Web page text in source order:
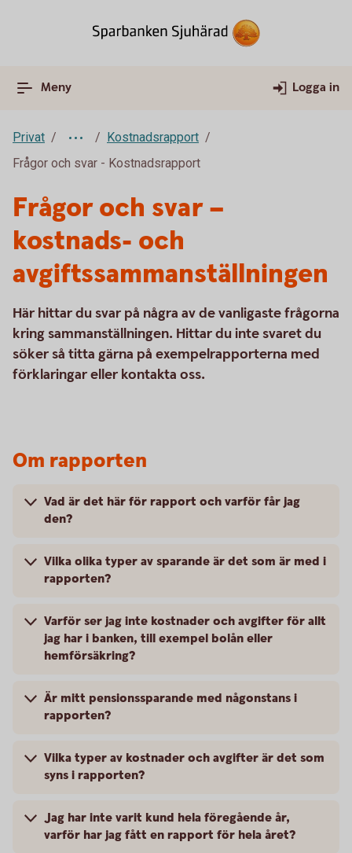
Meny Logga in
Privat
Kostnadsrapport
Frågor och svar - Kostnadsrapport
Frågor och svar –
kostnads- och
avgiftssammanställningen
Här hittar du svar på några av de vanligaste frågorna
kring sammanställningen. Hittar du inte svaret du
söker så titta gärna på exempelrapporterna med
förklaringar eller kontakta oss.
Om rapporten
Vad är det här för rapport och varför får jag
den?
Vilka olika typer av sparande är det som är med i
rapporten?
Varför ser jag inte kostnader och avgifter för allt
jag har i banken, till exempel bolån eller
hemförsäkring?
Är mitt pensionssparande med någonstans i
rapporten?
Vilka typer av kostnader och avgifter är det som
syns i rapporten?
Jag har inte varit kund hela föregående år,
varför har jag fått en rapport för hela året?